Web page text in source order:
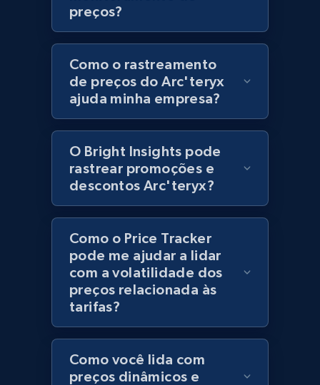
URL, Product id, Title, Product description,
Rating, Reviews count, Initial price, Discount,
and more.
1.3K+ 175+ Comece agora
Zara - Products
Category id, Product id, Product name, Price,
Currency, Colour code, Colour, Description, and
more.
Comece agora
Category id, Product id, Product name, Price,
Currency, Colour code, Colour, Description, and
preços?
Como o rastreamento
de preços do Arc'teryx
ajuda minha empresa?
O Bright Insights pode
rastrear promoções e
descontos Arc'teryx?
Como o Price Tracker
pode me ajudar a lidar
com a volatilidade dos
preços relacionada às
tarifas?
Como você lida com
preços dinâmicos e